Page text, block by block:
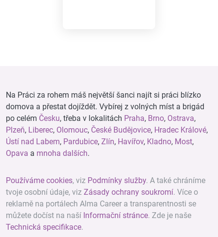
Na Práci za rohem máš největší šanci najít si práci blízko
domova a přestat dojíždět. Vybírej z volných míst a brigád
po celém Česku, třeba v lokalitách Praha, Brno, Ostrava,
Plzeň, Liberec, Olomouc, České Budějovice, Hradec Králové,
Ústí nad Labem, Pardubice, Zlín, Havířov, Kladno, Most,
Opava a mnoha dalších.
Používáme cookies, viz Podmínky služby. A také chráníme
tvoje osobní údaje, viz Zásady ochrany soukromí. Více o
reklamě na portálech Alma Career a transparentnosti se
můžete dočíst na naší Informační stránce. Zde je naše
Technická specifikace.